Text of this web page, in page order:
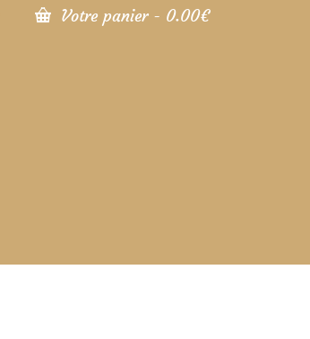
Votre panier - 0.00€